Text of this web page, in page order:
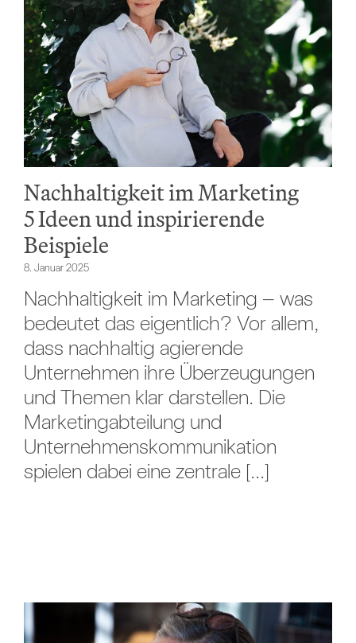
Nachhaltigkeit im Marketing
5 Ideen und inspirierende
Beispiele
8. Januar 2025
Nachhaltigkeit im Marketing – was
bedeutet das eigentlich? Vor allem,
dass nachhaltig agierende
Unternehmen ihre Überzeugungen
und Themen klar darstellen. Die
Marketingabteilung und
Unternehmenskommunikation
spielen dabei eine zentrale [...]